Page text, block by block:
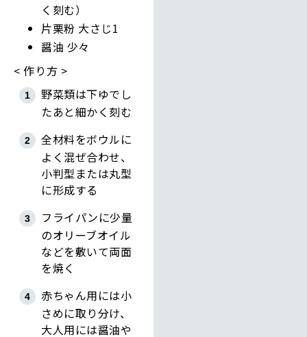
く刻む）
片栗粉 大さじ1
醤油 少々
作り方
野菜類は下ゆでし
たあと細かく刻む
全材料をボウルに
よく混ぜ合わせ、
小判型または丸型
に形成する
フライパンに少量
のオリーブオイル
などを敷いて両面
を焼く
赤ちゃん用には小
さめに取り分け、
大人用には醤油や